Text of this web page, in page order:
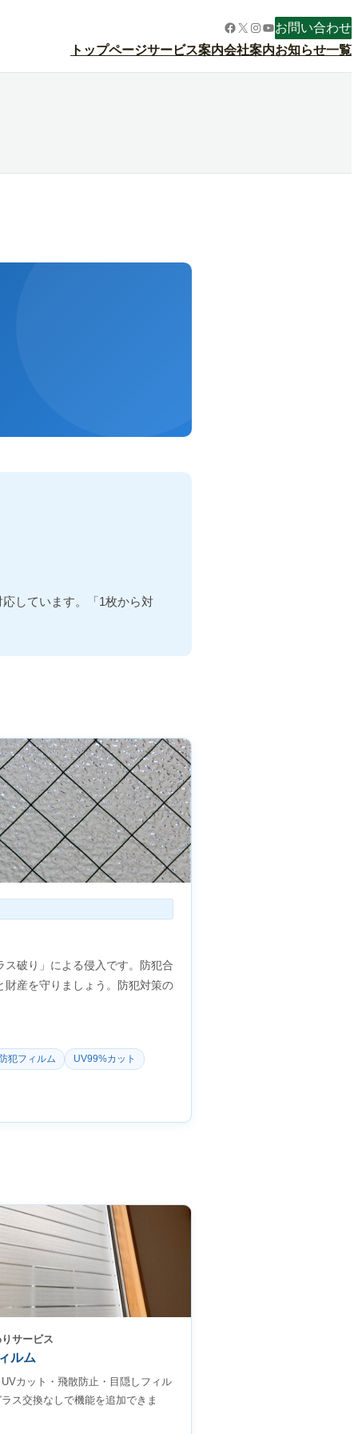
Facebook
X Instagram
YouTube
お問い合わせ
トップページサービス案内会社案内お知らせ一覧
しています。「1枚から対
破り」による侵入です。防犯合
産を守りましょう。防犯対策の
犯フィルム UV99%カット
サービス
ルム
カット・飛散防止・目隠しフィル
ス交換なしで機能を追加できま